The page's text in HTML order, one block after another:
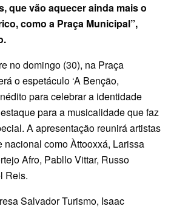
que vão aquecer ainda mais o
como a Praça Municipal”,
no domingo (30), na Praça
o espetáculo ‘A Benção,
para celebrar a identidade
para a musicalidade que faz
A apresentação reunirá artistas
nacional como Àttooxxá, Larissa
Afro, Pabllo Vittar, Russo
Reis.
Salvador Turismo, Isaac